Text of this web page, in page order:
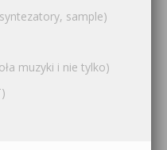
sample)
muzyki i nie tylko)